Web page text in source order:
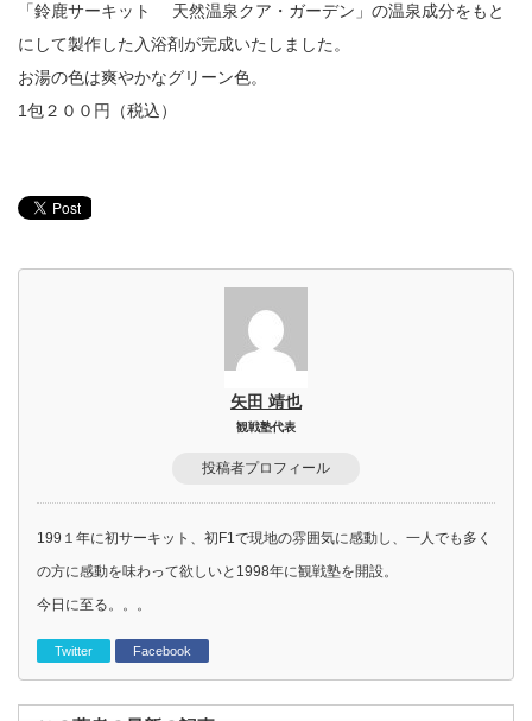
「鈴鹿サーキット 天然温泉クア・ガーデン」の温泉成分をもと
にして製作した入浴剤が完成いたしました。
お湯の色は爽やかなグリーン色。
1包２００円（税込）
矢田 靖也
観戦塾代表
投稿者プロフィール
199１年に初サーキット、初F1で現地の雰囲気に感動し、一人でも多く
の方に感動を味わって欲しいと1998年に観戦塾を開設。
今日に至る。。。
Twitter Facebook